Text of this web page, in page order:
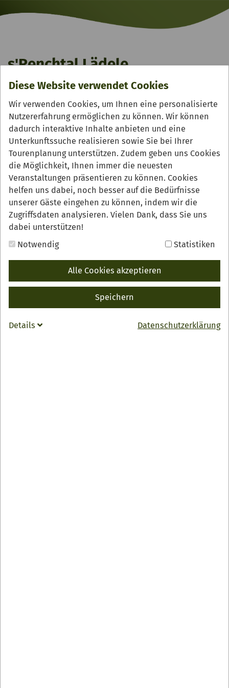
Diese Website verwendet Cookies
Wir verwenden Cookies, um Ihnen eine personalisierte
Nutzererfahrung ermöglichen zu können. Wir können
dadurch interaktive Inhalte anbieten und eine
Unterkunftssuche realisieren sowie Sie bei Ihrer
Tourenplanung unterstützen. Zudem geben uns Cookies
die Möglichkeit, Ihnen immer die neuesten
Veranstaltungen präsentieren zu können. Cookies
helfen uns dabei, noch besser auf die Bedürfnisse
unserer Gäste eingehen zu können, indem wir die
Zugriffsdaten analysieren. Vielen Dank, dass Sie uns
dabei unterstützen!
Notwendig
Statistiken
Alle Cookies akzeptieren
Speichern
Datenschutzerklärung
Details
s'Renchtal Lädele
ZURÜCK
s'Renchtal Lädele
Landstraße 1
77704 Oberkirch-Haslach
agrar-team-renchtal.de